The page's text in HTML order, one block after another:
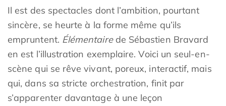
Il est des spectacles dont l’ambition, pourtant
sincère, se heurte à la forme même qu’ils
empruntent. Élémentairede Sébastien Bravard
en est l’illustration exemplaire. Voici un seul-en-
scène qui se rêve vivant, poreux, interactif, mais
qui, dans sa stricte orchestration, finit par
s’apparenter davantage à une leçon